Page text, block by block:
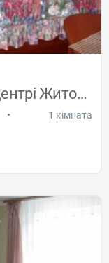
Своя затишна квартира в центрі Житомира.
• 1 кімната